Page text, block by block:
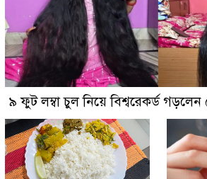
৯ ফুট লম্বা চুল নিয়ে বিশ্বরেকর্ড গড়লেন